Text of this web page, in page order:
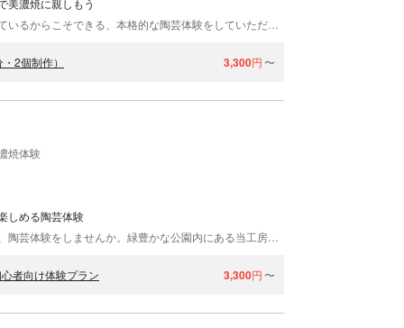
2個制作） 3,300円 〜
焼体験
しめる陶芸体験
者向け体験プラン 3,300円 〜